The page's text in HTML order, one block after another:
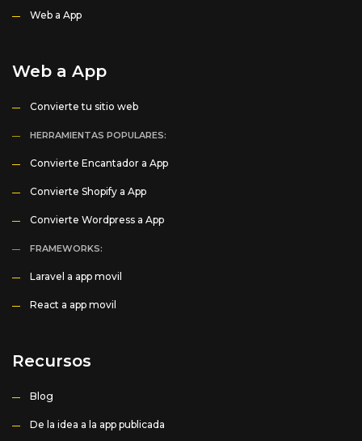
Web a App
Web a App
Convierte tu sitio web
HERRAMIENTAS POPULARES:
Convierte Encantador a App
Convierte Shopify a App
Convierte Wordpress a App
FRAMEWORKS:
Laravel a app movil
React a app movil
Recursos
Blog
De la idea a la app publicada